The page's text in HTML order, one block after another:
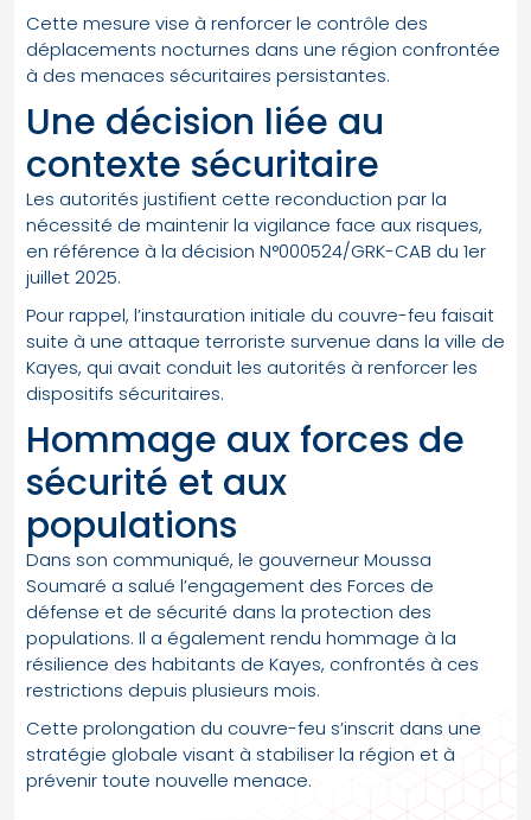
Cette mesure vise à renforcer le contrôle des
déplacements nocturnes dans une région confrontée
à des menaces sécuritaires persistantes.
Une décision liée au
contexte sécuritaire
Les autorités justifient cette reconduction par la
nécessité de maintenir la vigilance face aux risques,
en référence à la décision N°000524/GRK-CAB du 1er
juillet 2025.
Pour rappel, l’instauration initiale du couvre-feu faisait
suite à une attaque terroriste survenue dans la ville de
Kayes, qui avait conduit les autorités à renforcer les
dispositifs sécuritaires.
Hommage aux forces de
sécurité et aux
populations
Dans son communiqué, le gouverneur Moussa
Soumaré a salué l’engagement des Forces de
défense et de sécurité dans la protection des
populations. Il a également rendu hommage à la
résilience des habitants de Kayes, confrontés à ces
restrictions depuis plusieurs mois.
Cette prolongation du couvre-feu s’inscrit dans une
stratégie globale visant à stabiliser la région et à
prévenir toute nouvelle menace.